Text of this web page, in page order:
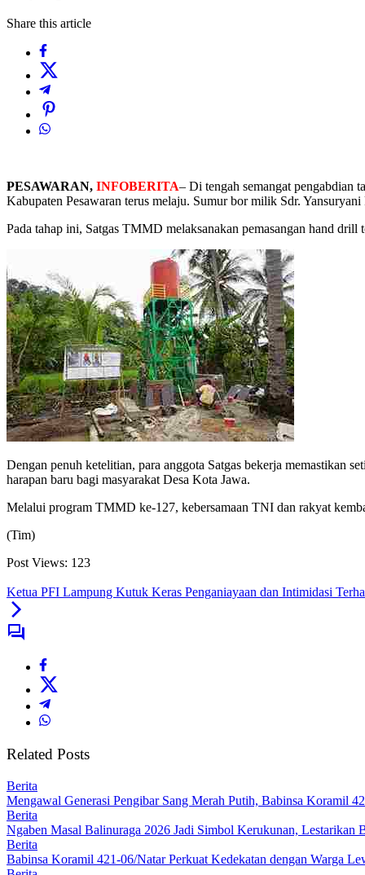
Share this article
PESAWARAN, INFOBERITA– Di tengah semangat pengabdian
Kabupaten Pesawaran terus melaju. Sumur bor milik Sdr.
Pada tahap ini, Satgas TMMD melaksanakan pemasangan hand
Dengan penuh ketelitian, para anggota Satgas bekerja memastikan
harapan baru bagi masyarakat Desa Kota Jawa.
Melalui program TMMD ke-127, kebersamaan TNI dan rakyat
(Tim)
Post Views: 123
Ketua PFI Lampung Kutuk Keras Penganiayaan dan Intimidasi
Related Posts
Berita
Mengawal Generasi Pengibar Sang Merah Putih, Babinsa Koramil
Berita
Ngaben Masal Balinuraga 2026 Jadi Simbol Kerukunan, Lestarikan
Berita
Babinsa Koramil 421-06/Natar Perkuat Kedekatan dengan Warga